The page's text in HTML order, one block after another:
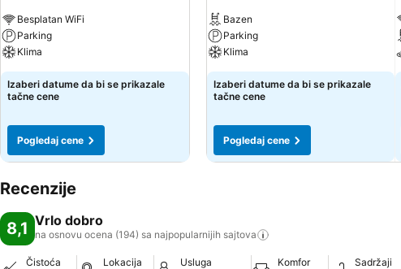
Besplatan WiFi
Parking
Klima
Izaberi datume da bi se prikazale
tačne cene
Pogledaj cene
Bazen
Parking
Klima
Izaberi datume da bi se prikazale
tačne cene
Pogledaj cene
Recenzije
8,1 Vrlo dobro
na osnovu ocena (194) sa najpopularnijih sajtova
Čistoća
Lokacija
Usluga
Komfor
Sadržaji